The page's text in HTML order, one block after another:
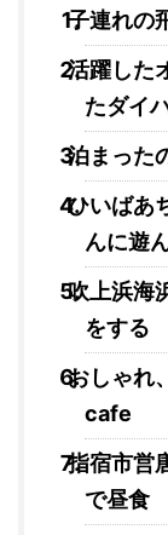
子連れの
活躍した
たダイ
泊まった
ひいばあ
んに遊
吹上浜海
をする
おしゃれ
cafe
指宿市営
で昼食